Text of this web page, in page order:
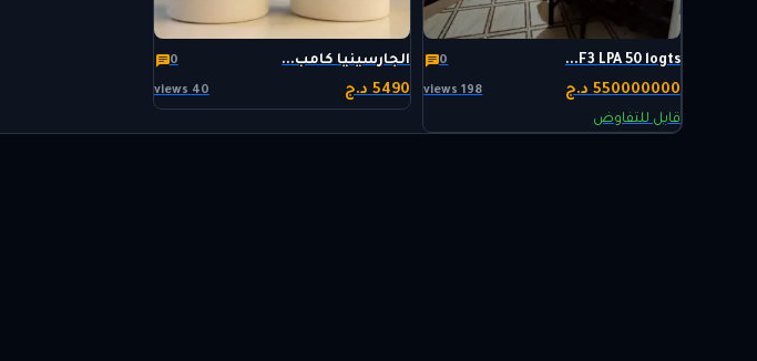
F3 LPA 50 logts...
0
550000000 د.ج 198 views
قابل للتفاوض
الجارسينيا كامب... 0
5490 د.ج 40 views